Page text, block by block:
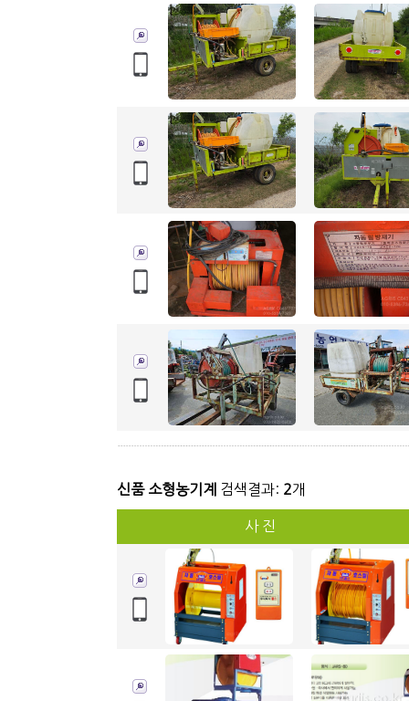
신품 소형농기계 검색결과: 2개
사 진